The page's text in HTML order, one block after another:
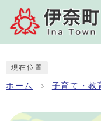
現在位置
ホーム 子育て・教